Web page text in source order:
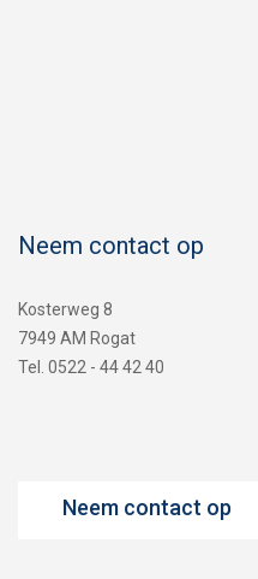
Neem contact op
Kosterweg 8
7949 AM Rogat
Tel. 0522 - 44 42 40
Neem contact op